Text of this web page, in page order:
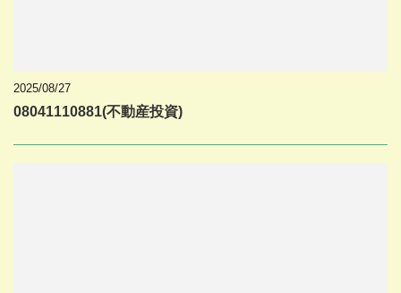
2025/08/27
08041110881(不動産投資)